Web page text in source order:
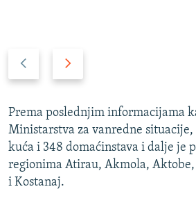
t
h
o
d
n
e
d
n
i
s
Prema poslednjim informacijama
Ministarstva za vanredne
kuća i 348 domaćinstava i dalje je
regionima Atirau, Akmola, Aktobe,
i Kostanaj.